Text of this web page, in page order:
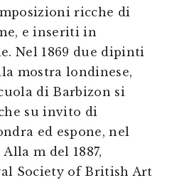
ricche di
e inseriti in
Nel 1869 due dipinti
mostra londinese,
di Barbizon si
su invito di
ed espone, nel
m del 1887,
Society of British Art